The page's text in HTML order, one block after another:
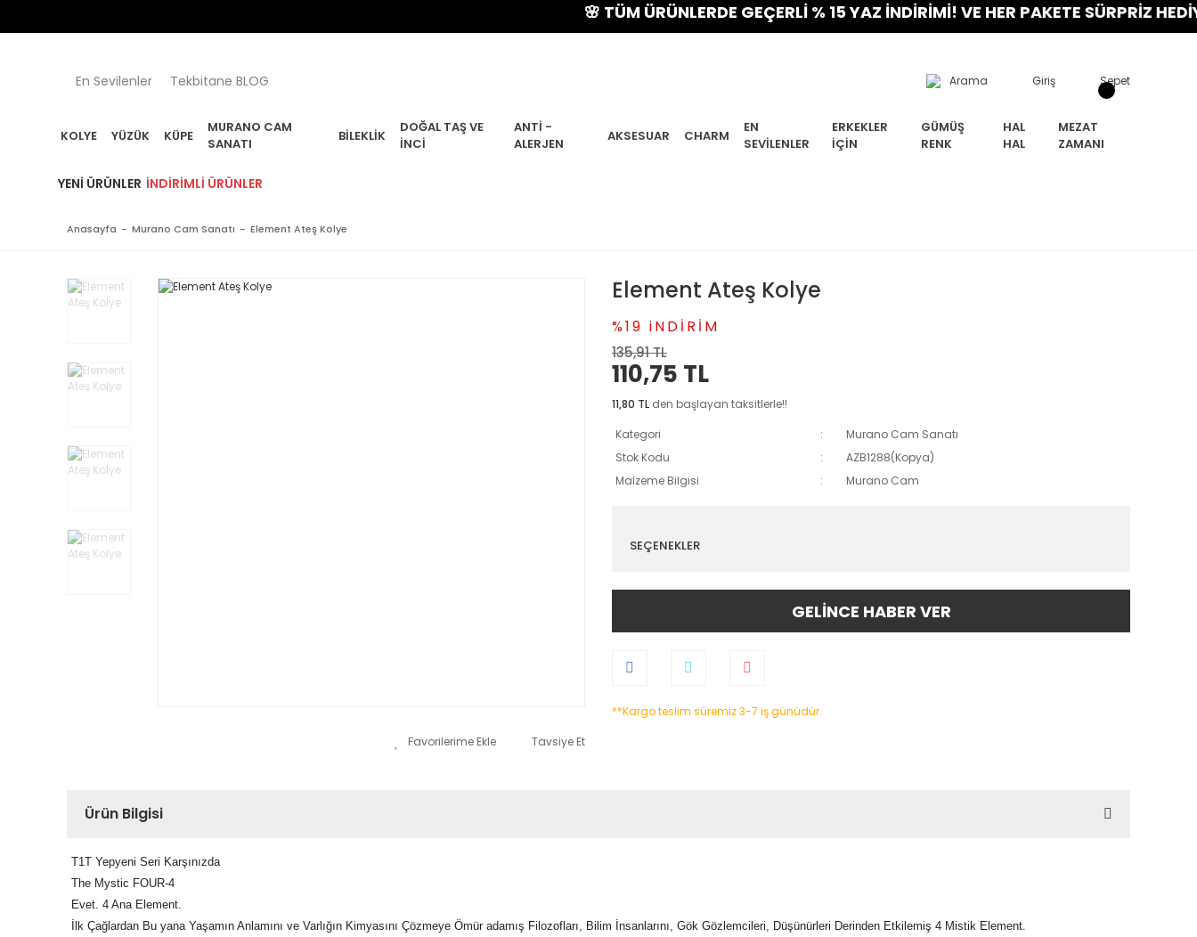
🌸 TÜM ÜRÜNLERDE GEÇERLİ % 15 YAZ İNDİRİMİ! VE HER PAKETE SÜRPRİZ HEDİYE!
En Sevilenler Tekbitane BLOG Arama Giriş Sepet
KOLYE YÜZÜK KÜPE
MURANO CAM
SANATI
BILEKLIK
DOĞAL TAŞ VE
İNCI
ANTI -
ALERJEN
AKSESUAR CHARM
EN
SEVILENLER
ERKEKLER
İÇIN
GÜMÜŞ
RENK
HAL
HAL
MEZAT
ZAMANI
YENI ÜRÜNLER İNDIRIMLI ÜRÜNLER
Anasayfa Murano Cam Sanatı Element Ateş Kolye
Tavsiye Et
Element Ateş Kolye
%19 iNDİRİM
135,91 TL
110,75 TL
11,80 TL den başlayan taksitlerle!!
Kategori
Murano Cam Sanatı
Stok Kodu
AZB1288(Kopya)
Malzeme Bilgisi
Murano Cam
SEÇENEKLER
GELİNCE HABER VER
**Kargo teslim süremiz 3-7 iş günüdür.
Ürün Bilgisi
T1T Yepyeni Seri Karşınızda
The Mystic FOUR-4
Evet. 4 Ana Element.
İlk Çağlardan Bu yana Yaşamın Anlamını ve Varlığın Kimyasını Çözmeye Ömür adamış Filozofları, Bilim İnsanlarını, Gök Gözlemcileri, Düşünürleri Derinden Etkilemiş 4 Mistik Element.